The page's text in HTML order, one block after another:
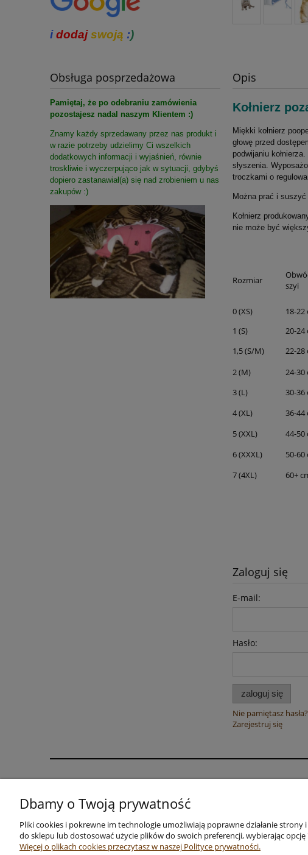
i dodaj swoją :)
Obsługa posprzedażowa
Pamiętaj, że po odebraniu zamówienia
pozostajesz nadal naszym Klientem :)
Znamy każdy sprzedawany przez nas produkt i
w razie potrzeby udzielimy Ci wszelkich
dodatkowych informacji i wyjaśnień, równie
troskliwie i wyczerpująco jak w sytuacji, gdybyś
dopiero zastanawiał(a) się nad zrobieniem u nas
zakupów :)
Opis
Kołnierz
Miękki kołnierz
głowę przed
podwijaniu
słyszenia.
troczkami o
Można prać i
Kołnierz
nie może być
Rozmiar
szyi
0 (XS) 18-22
1 (S)
20-24
1,5 (S/M)
22-28
2 (M)
24-30
3 (L)
30-36
4 (XL)
36-44
5 (XXL)
44-50
6 (XXXL)
50-60
7 (4XL)
60+
Zaloguj się
E-mail:
Hasło:
zaloguj się
Nie pamiętasz hasła?
Zarejestruj się
Regulaminy
Polityka prywatności
Bezpieczeństwo
Sposoby płatności
Dbamy o Twoją prywatność
Pliki cookies i pokrewne im technologie umożliwiają poprawne działanie
do sklepu lub dostosować użycie plików do swoich preferencji, wybierając
Więcej o plikach cookies przeczytasz w naszej Polityce prywatności.